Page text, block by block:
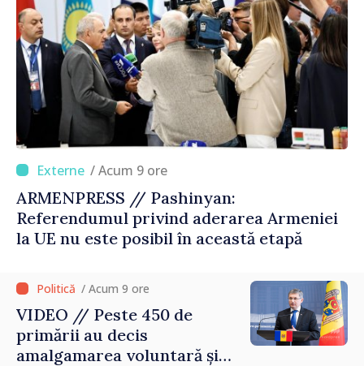
/ Acum 9 ore
ARMENPRESS // Pashinyan:
Referendumul privind aderarea Armeniei
la UE nu este posibil în această etapă
/ Acum 9 ore
VIDEO // Peste 450 de
primării au decis
amalgamarea voluntară și